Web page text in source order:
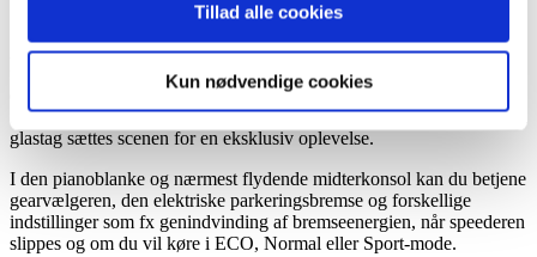
Tillad alle cookies
Kun nødvendige cookies
Åbn førerdøren og sæt dig til rette i det flotte og komfortable
førersæde og nyd synet af den smarte digitale instrumentering, som
du kan personliggøre, så du får netop de oplysninger, du ønsker.
Sammen med lækre materialer, en sort himmel og mulighed for tonet
glastag sættes scenen for en eksklusiv oplevelse.
I den pianoblanke og nærmest flydende midterkonsol kan du betjene
gearvælgeren, den elektriske parkeringsbremse og forskellige
indstillinger som fx genindvinding af bremseenergien, når speederen
slippes og om du vil køre i ECO, Normal eller Sport-mode.